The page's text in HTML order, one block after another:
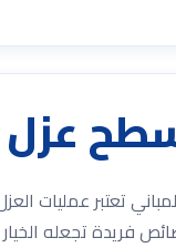
عزل
تعتبر عمليات
فريدة تجعله